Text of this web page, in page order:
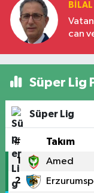
can
Süper Lig
Süper Lig
# Takım
1 Amed
2